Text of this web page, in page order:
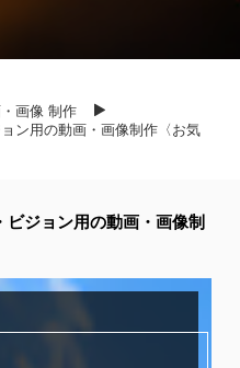
画像 制作
ン用の動画・画像制作〈お気
ジョン用の動画・画像制